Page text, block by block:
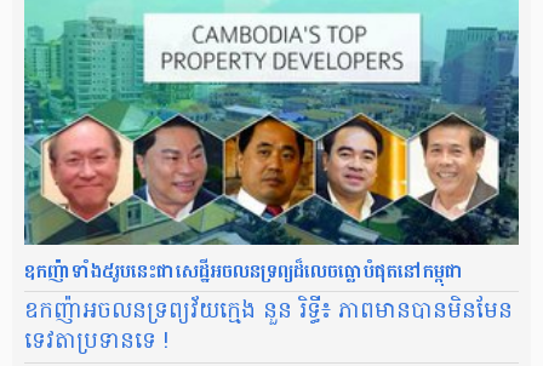
ឧកញ៉ា​ទាំង៥​រូប​នេះ​ជា​សេដ្ឋី​អចលន​ទ្រព្យ​ដ៏​លេច​ធ្លោ​បំផុត​នៅ​កម្ពុជា​
ឧកញ៉ា​អចលនទ្រព្យ​វ័យ​ក្មេង នួន រិទ្ធី៖ ភាព​មាន​បាន​មិនមែន​
ទេវតា​ប្រទាន​ទេ !